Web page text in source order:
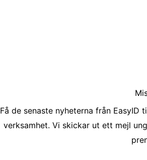
Få de senaste nyheterna från
verksamhet. Vi skickar ut ett mejl